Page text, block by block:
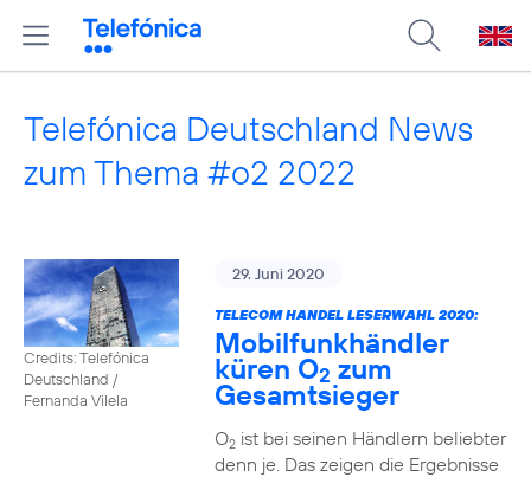
Telefónica Deutschland News
zum Thema #o2 2022
Credits: Telefónica
Deutschland /
Fernanda Vilela
29. Juni 2020
TELECOM HANDEL LESERWAHL 2020:
Mobilfunkhändler
küren O2 zum
Gesamtsieger
O2ist bei seinen Händlern beliebter
denn je. Das zeigen die Ergebnisse